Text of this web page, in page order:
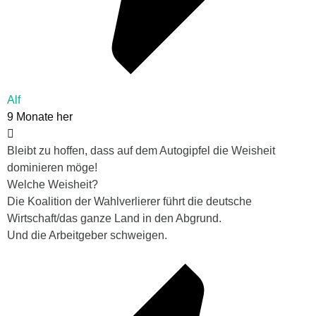
Alf
9 Monate her
Bleibt zu hoffen, dass auf dem Autogipfel die Weisheit
dominieren möge!
Welche Weisheit?
Die Koalition der Wahlverlierer führt die deutsche
Wirtschaft/das ganze Land in den Abgrund.
Und die Arbeitgeber schweigen.